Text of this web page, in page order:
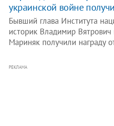
украинской войне
Бывший глава Института
историк Владимир
Мариняк получили награду
РЕКЛАМА